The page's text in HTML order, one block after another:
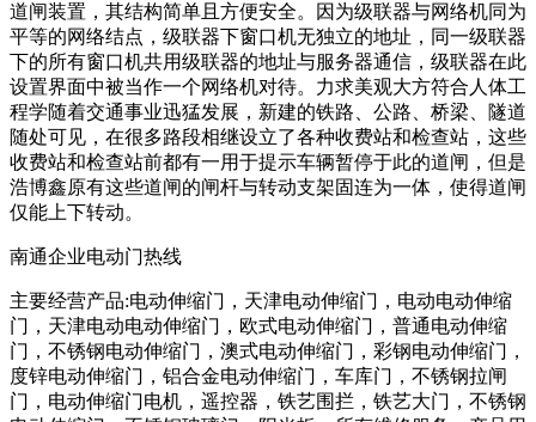
道闸装置，其结构简单且方便安全。因为级联器与网络机同为
平等的网络结点，级联器下窗口机无独立的地址，同一级联器
下的所有窗口机共用级联器的地址与服务器通信，级联器在此
设置界面中被当作一个网络机对待。力求美观大方符合人体工
程学随着交通事业迅猛发展，新建的铁路、公路、桥梁、隧道
随处可见，在很多路段相继设立了各种收费站和检查站，这些
收费站和检查站前都有一用于提示车辆暂停于此的道闸，但是
浩博鑫原有这些道闸的闸杆与转动支架固连为一体，使得道闸
仅能上下转动。
南通企业电动门热线
主要经营产品:电动伸缩门，天津电动伸缩门，电动电动伸缩
门，天津电动电动伸缩门，欧式电动伸缩门，普通电动伸缩
门，不锈钢电动伸缩门，澳式电动伸缩门，彩钢电动伸缩门，
度锌电动伸缩门，铝合金电动伸缩门，车库门，不锈钢拉闸
门，电动伸缩门电机，遥控器，铁艺围拦，铁艺大门，不锈钢